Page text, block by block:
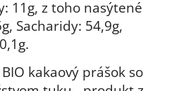
11 g, z toho nasýtené
Sacharidy: 54,9g,
BIO kakaový prášok so